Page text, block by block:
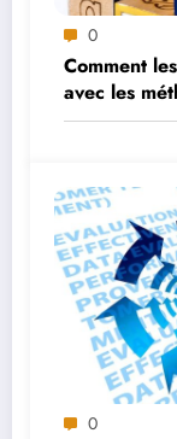
0
Comment
avec les
0